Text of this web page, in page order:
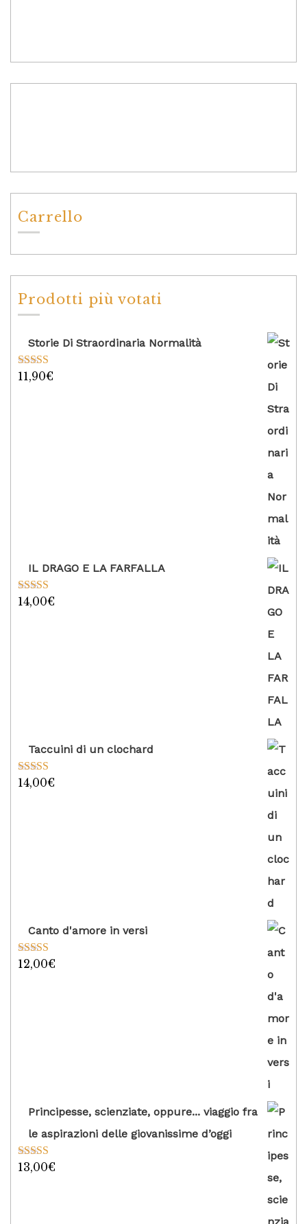
Carrello
Prodotti più votati
Storie Di Straordinaria Normalità
Valutato
11,90€
IL DRAGO E LA FARFALLA
Valutato
14,00€
Taccuini di un clochard
Valutato
14,00€
Canto d'amore in versi
Valutato
12,00€
Principesse, scienziate, oppure... viaggio fra
le aspirazioni delle giovanissime d’oggi
Valutato
13,00€